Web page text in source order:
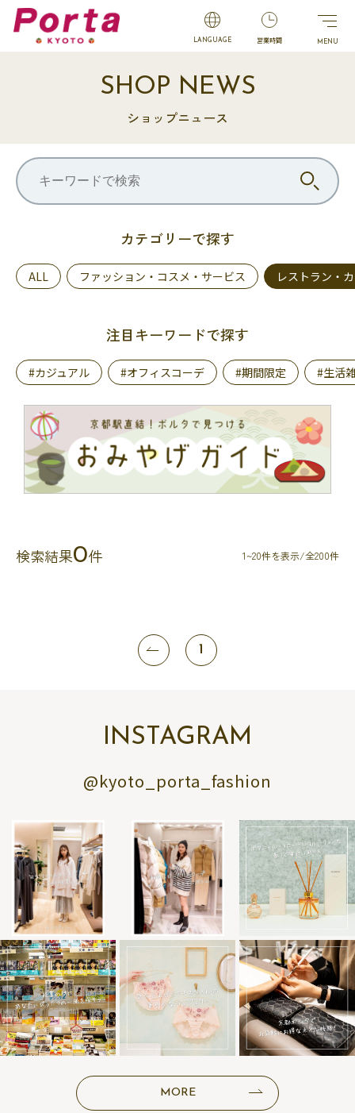
LANGUAGE 営業時間
SHOP NEWS
ショップニュース
カテゴリーで探す
ALL ファッション・コスメ・サービス レストラン・
注目キーワードで探す
#カジュアル #オフィスコーデ #期間限定 #生活
検索結果0件 1~20件を表示/全200件
1
INSTAGRAM
@kyoto_porta_fashion
MORE